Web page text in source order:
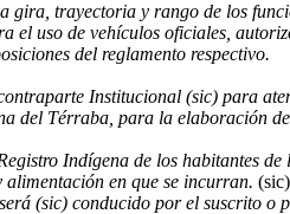
gira, trayectoria y rango de los
uso de vehículos oficiales,
del reglamento respectivo.
Institucional (sic) para
del Térraba, para la elaboración
Indígena de los habitantes de
en que se incurran. (sic)
(sic) conducido por el suscrito o